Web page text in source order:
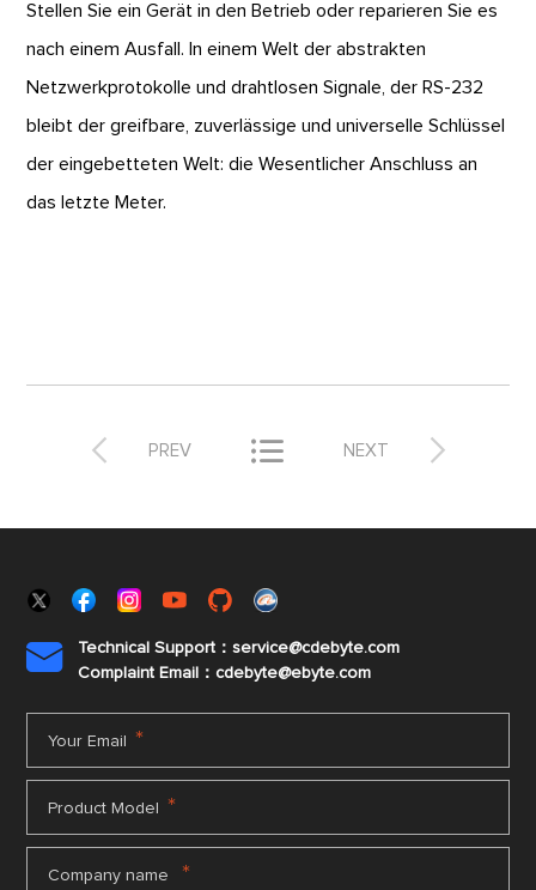
Stellen Sie ein Gerät in den Betrieb oder reparieren Sie es
nach einem Ausfall. In einem Welt der abstrakten
Netzwerkprotokolle und drahtlosen Signale, der RS-232
bleibt der greifbare, zuverlässige und universelle Schlüssel
der eingebetteten Welt: die Wesentlicher Anschluss an
das letzte Meter.
 PREV  
NEXT

Technical Support：service@cdebyte.com
Complaint Email：cdebyte@ebyte.com
Your Email *
Product Model *
Company name *